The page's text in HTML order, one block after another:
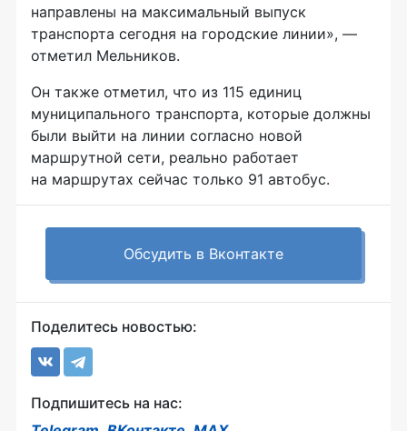
направлены на максимальный выпуск
транспорта сегодня на городские линии», —
отметил Мельников.
Он также отметил, что из 115 единиц
муниципального транспорта, которые должны
были выйти на линии согласно новой
маршрутной сети, реально работает
на маршрутах сейчас только 91 автобус.
Обсудить в Вконтакте
Поделитесь новостью:
Подпишитесь на нас: